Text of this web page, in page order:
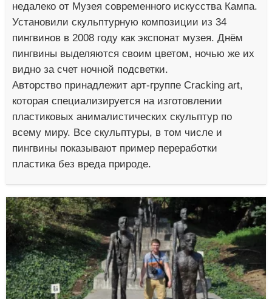
недалеко от Музея современного искусства Кампа.
Установили скульптурную композиции из 34
пингвинов в 2008 году как экспонат музея. Днём
пингвины выделяются своим цветом, ночью же их
видно за счет ночной подсветки.
Авторство принадлежит арт-группе Cracking art,
которая специализируется на изготовлении
пластиковых анималистических скульптур по
всему миру. Все скульптуры, в том числе и
пингвины показывают пример переработки
пластика без вреда природе.